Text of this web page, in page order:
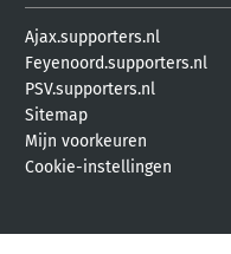
Ajax.supporters.nl
Feyenoord.supporters.nl
PSV.supporters.nl
Sitemap
Mijn voorkeuren
Cookie-instellingen